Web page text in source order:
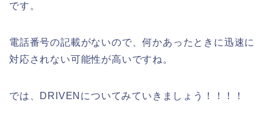
です。
電話番号の記載がないので、何かあったときに迅速に
対応されない可能性が高いですね。
では、DRIVENについてみていきましょう！！！！